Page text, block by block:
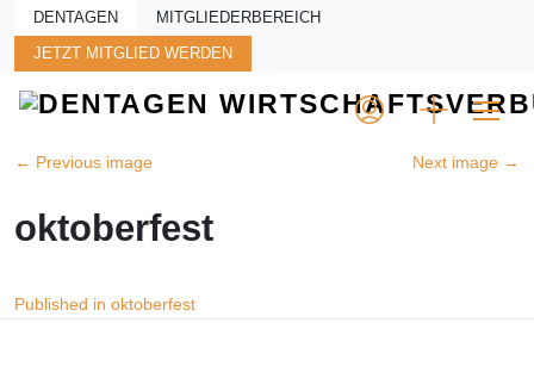
Skip to main content
DENTAGEN MITGLIEDERBEREICH
JETZT MITGLIED WERDEN
← Previous image Next image →
oktoberfest
Beitragsnavigation
Published in oktoberfest